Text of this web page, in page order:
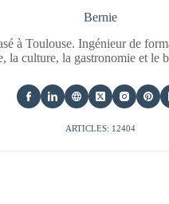
Bernie
à Toulouse. Ingénieur de
la culture, la gastronomie et le
ARTICLES: 12404